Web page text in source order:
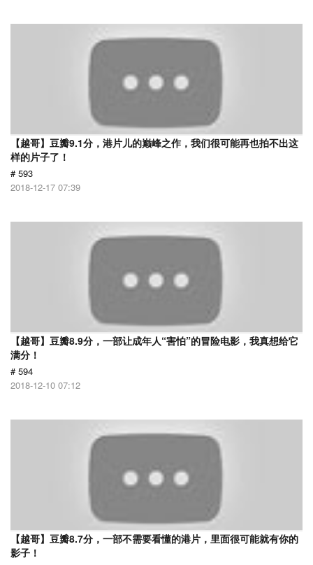
【越哥】豆瓣9.1分，港片儿的巅峰之作，我们很可能再也拍不出这
样的片子了！
# 593
2018-12-17 07:39
【越哥】豆瓣8.9分，一部让成年人“害怕”的冒险电影，我真想给它
满分！
# 594
2018-12-10 07:12
【越哥】豆瓣8.7分，一部不需要看懂的港片，里面很可能就有你的
影子！